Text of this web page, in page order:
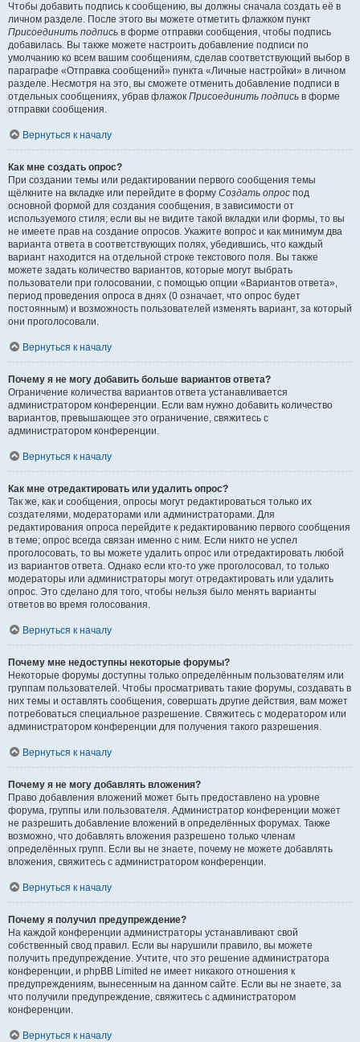
Чтобы добавить подпись к сообщению, вы должны сначала создать её в
личном разделе. После этого вы можете отметить флажком пункт
Присоединить подпись в форме отправки сообщения, чтобы подпись
добавилась. Вы также можете настроить добавление подписи по
умолчанию ко всем вашим сообщениям, сделав соответствующий выбор в
параграфе «Отправка сообщений» пункта «Личные настройки» в личном
разделе. Несмотря на это, вы сможете отменить добавление подписи в
отдельных сообщениях, убрав флажок Присоединить подпись в форме
отправки сообщения.
Вернуться к началу
Как мне создать опрос?
При создании темы или редактировании первого сообщения темы
щёлкните на вкладке или перейдите в форму Создать опрос под
основной формой для создания сообщения, в зависимости от
используемого стиля; если вы не видите такой вкладки или формы, то вы
не имеете прав на создание опросов. Укажите вопрос и как минимум два
варианта ответа в соответствующих полях, убедившись, что каждый
вариант находится на отдельной строке текстового поля. Вы также
можете задать количество вариантов, которые могут выбрать
пользователи при голосовании, с помощью опции «Вариантов ответа»,
период проведения опроса в днях (0 означает, что опрос будет
постоянным) и возможность пользователей изменять вариант, за который
они проголосовали.
Вернуться к началу
Почему я не могу добавить больше вариантов ответа?
Ограничение количества вариантов ответа устанавливается
администратором конференции. Если вам нужно добавить количество
вариантов, превышающее это ограничение, свяжитесь с
администратором конференции.
Вернуться к началу
Как мне отредактировать или удалить опрос?
Так же, как и сообщения, опросы могут редактироваться только их
создателями, модераторами или администраторами. Для
редактирования опроса перейдите к редактированию первого сообщения
в теме; опрос всегда связан именно с ним. Если никто не успел
проголосовать, то вы можете удалить опрос или отредактировать любой
из вариантов ответа. Однако если кто-то уже проголосовал, то только
модераторы или администраторы могут отредактировать или удалить
опрос. Это сделано для того, чтобы нельзя было менять варианты
ответов во время голосования.
Вернуться к началу
Почему мне недоступны некоторые форумы?
Некоторые форумы доступны только определённым пользователям или
группам пользователей. Чтобы просматривать такие форумы, создавать в
них темы и оставлять сообщения, совершать другие действия, вам может
потребоваться специальное разрешение. Свяжитесь с модератором или
администратором конференции для получения такого разрешения.
Вернуться к началу
Почему я не могу добавлять вложения?
Право добавления вложений может быть предоставлено на уровне
форума, группы или пользователя. Администратор конференции может
не разрешить добавление вложений в определённых форумах. Также
возможно, что добавлять вложения разрешено только членам
определённых групп. Если вы не знаете, почему не можете добавлять
вложения, свяжитесь с администратором конференции.
Вернуться к началу
Почему я получил предупреждение?
На каждой конференции администраторы устанавливают свой
собственный свод правил. Если вы нарушили правило, вы можете
получить предупреждение. Учтите, что это решение администратора
конференции, и phpBB Limited не имеет никакого отношения к
предупреждениям, вынесенным на данном сайте. Если вы не знаете, за
что получили предупреждение, свяжитесь с администратором
конференции.
Вернуться к началу